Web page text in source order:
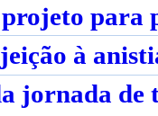
para
à
jornada